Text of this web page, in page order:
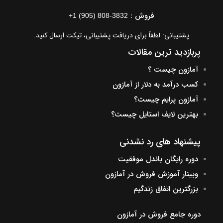
فروش : +1 (905) 808-3832
پشتیبانی: لطفاً برای دریافت پشتیبانی، تیکت ارسال کنید.
پربازدید ترین مقالات
آمازون چیست ؟
کسب درآمد به دلار از آمازون
آمازون پرایم چیست؟
بهترین لایف استایل چیست؟
پیشنهاد های رد نشدنی
دوره رایگان باندل موفقیت
وبینار آموزش فروش در آمازون
بزرگترین اتفاق زندگیم
دوره جامع فروش در آمازون